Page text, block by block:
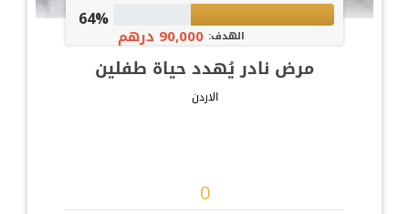
64%
الهدف: 90,000 درهم
مرض نادر يُهدد حياة طفلين
الاردن